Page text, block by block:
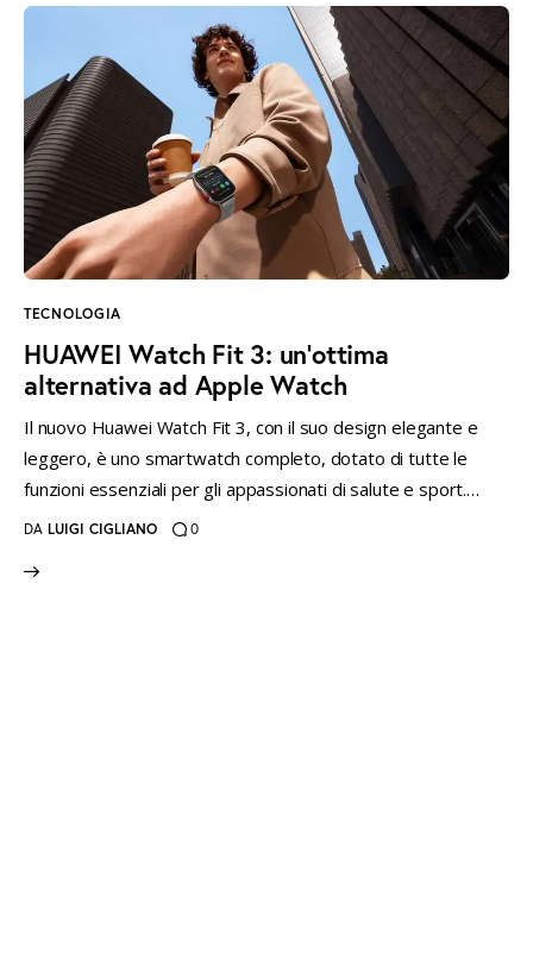
TECNOLOGIA
HUAWEI Watch Fit 3: un’ottima
alternativa ad Apple Watch
Il nuovo Huawei Watch Fit 3, con il suo design elegante e
leggero, è uno smartwatch completo, dotato di tutte le
funzioni essenziali per gli appassionati di salute e sport.…
DA LUIGI CIGLIANO 0